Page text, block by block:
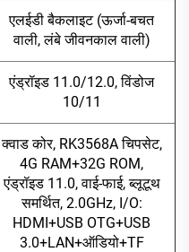
एलईडी बैकलाइट (ऊर्जा-बचत
वाली, लंबे जीवनकाल वाली)
एंड्रॉइड 11.0/12.0, विंडोज
10/11
क्वाड कोर, RK3568A चिपसेट,
4G RAM+32G ROM,
एंड्रॉइड 11.0, वाई-फाई, ब्लूटूथ
समर्थित, 2.0GHz, I/O:
HDMI+USB OTG+USB
3.0+LAN+ऑडियो+TF